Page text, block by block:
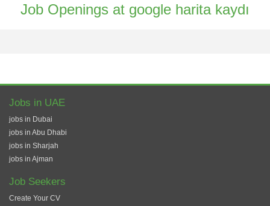
Job Openings at google harita kaydı
Jobs in UAE
jobs in Dubai
jobs in Abu Dhabi
jobs in Sharjah
jobs in Ajman
Job Seekers
Create Your CV